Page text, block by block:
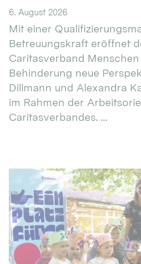
6. August 2026
Mit einer
Betreuungskraft eröffnet
Caritasverband
Behinderung neue
Dillmann und Alexandra
im Rahmen der
Caritasverbandes. ...